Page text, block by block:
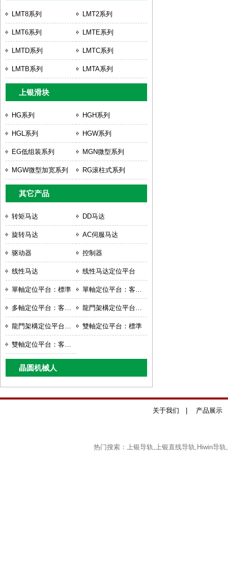
LMT8系列 LMT2系列
LMT6系列 LMTE系列
LMTD系列 LMTC系列
LMTB系列 LMTA系列
上银滑块
HG系列 HGH系列
HGL系列 HGW系列
EG低组装系列 MGN微型系列
MGW微型加宽系列 RG滚柱式系列
其它产品
转矩马达 DD马达
旋转马达 AC伺服马达
驱动器 控制器
线性马达 线性马达定位平台
單軸定位平台：標準 單軸定位平台：客製化
多軸定位平台：客製化 龍門架構定位平台：標準
龍門架構定位平台：客製化 雙軸定位平台：標準
雙軸定位平台：客製化
晶圆机械人
关于我们 产品展示
热门搜索：上银导轨,上银直线导轨,Hiwin导